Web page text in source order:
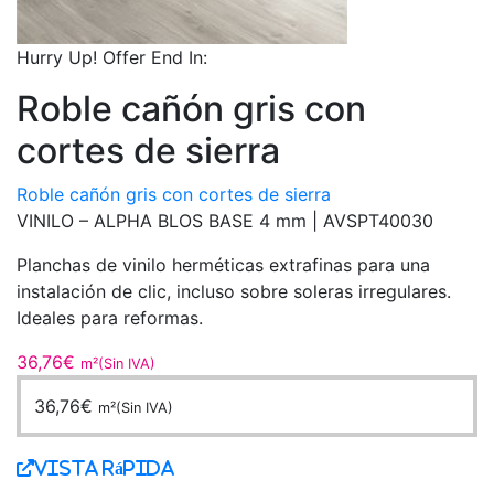
Hurry Up! Offer End In:
Roble cañón gris con
cortes de sierra
Roble cañón gris con cortes de sierra
VINILO – ALPHA BLOS BASE 4 mm |
AVSPT40030
Planchas de vinilo herméticas extrafinas para una
instalación de clic, incluso sobre soleras irregulares.
Ideales para reformas.
36,76€ m²(Sin IVA)
36,76€ m²(Sin IVA)
Vista Rápida